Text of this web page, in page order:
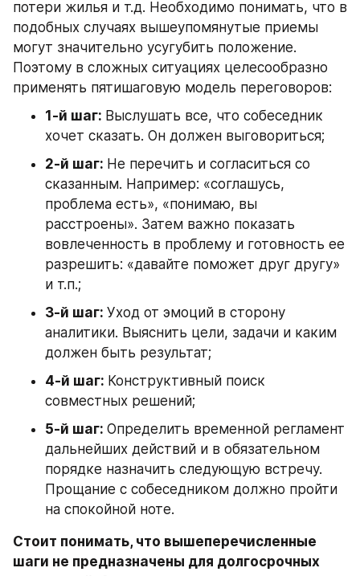
потери жилья и т.д. Необходимо понимать, что в
подобных случаях вышеупомянутые приемы
могут значительно усугубить положение.
Поэтому в сложных ситуациях целесообразно
применять пятишаговую модель переговоров:
1-й шаг: Выслушать все, что собеседник
хочет сказать. Он должен выговориться;
2-й шаг: Не перечить и согласиться со
сказанным. Например: «соглашусь,
проблема есть», «понимаю, вы
расстроены». Затем важно показать
вовлеченность в проблему и готовность ее
разрешить: «давайте поможет друг другу»
и т.п.;
3-й шаг: Уход от эмоций в сторону
аналитики. Выяснить цели, задачи и каким
должен быть результат;
4-й шаг: Конструктивный поиск
совместных решений;
5-й шаг: Определить временной регламент
дальнейших действий и в обязательном
порядке назначить следующую встречу.
Прощание с собеседником должно пройти
на спокойной ноте.
Стоит понимать, что вышеперечисленные
шаги не предназначены для долгосрочных